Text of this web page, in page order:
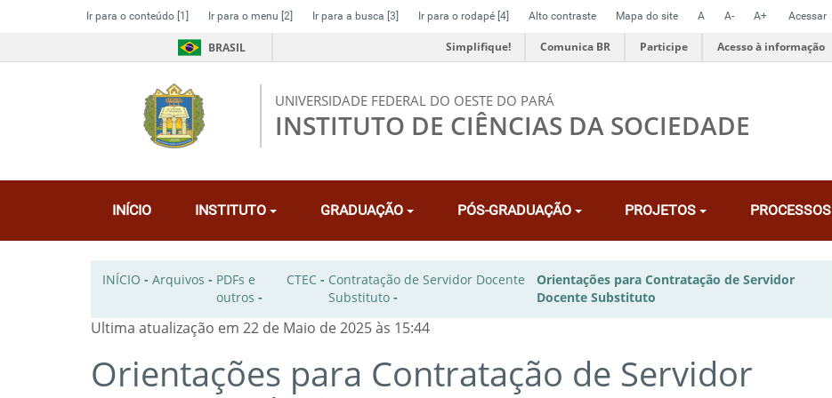
Ir para o conteúdo [1] Ir para o menu [2] Ir para a busca [3] Ir para o rodapé [4] Alto contraste Mapa do site A A- A+ Acessar
BRASIL Simplifique! Comunica BR Participe Acesso à informação
UNIVERSIDADE FEDERAL DO OESTE DO PARÁ
INSTITUTO DE CIÊNCIAS DA SOCIEDADE
INÍCIO INSTITUTO GRADUAÇÃO PÓS-GRADUAÇÃO PROJETOS PROCESSOS
INÍCIO - Arquivos - PDFs e
outros -
CTEC- Contratação de Servidor Docente
Substituto-
Orientações para Contratação de Servidor
Docente Substituto
Ultima atualização em 22 de Maio de 2025 às 15:44
Orientações para Contratação de Servidor